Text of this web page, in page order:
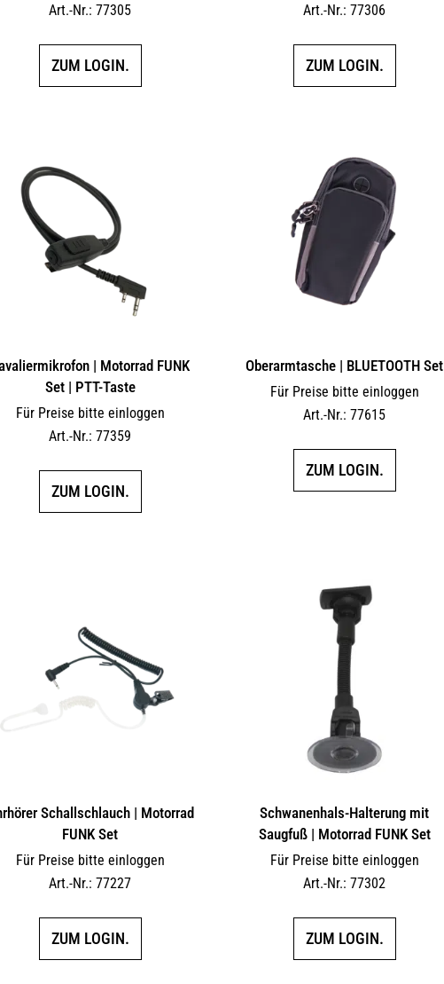
Art.-Nr.: 77305
ZUM LOGIN.
Art.-Nr.: 77306
ZUM LOGIN.
| Motorrad FUNK
Set | PTT-Taste
Für Preise bitte einloggen
Art.-Nr.: 77359
ZUM LOGIN.
Oberarmtasche | BLUETOOTH Set
Für Preise bitte einloggen
Art.-Nr.: 77615
ZUM LOGIN.
Schallschlauch | Motorrad
FUNK Set
Für Preise bitte einloggen
Art.-Nr.: 77227
ZUM LOGIN.
Schwanenhals-Halterung mit
Saugfuß | Motorrad FUNK Set
Für Preise bitte einloggen
Art.-Nr.: 77302
ZUM LOGIN.